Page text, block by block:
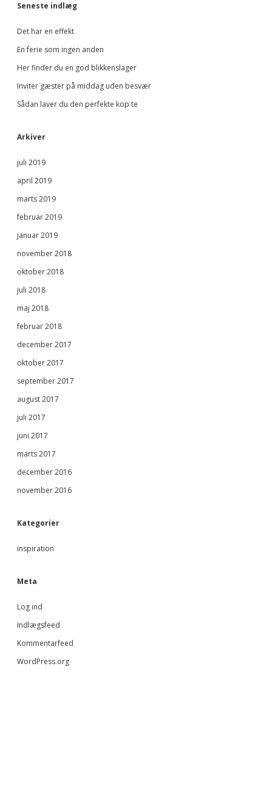
Seneste indlæg
Det har en effekt
En ferie som ingen anden
Her finder du en god blikkenslager
Inviter gæster på middag uden besvær
Sådan laver du den perfekte kop te
Arkiver
juli 2019
april 2019
marts 2019
februar 2019
januar 2019
november 2018
oktober 2018
juli 2018
maj 2018
februar 2018
december 2017
oktober 2017
september 2017
august 2017
juli 2017
juni 2017
marts 2017
december 2016
november 2016
Kategorier
inspiration
Meta
Log ind
Indlægsfeed
Kommentarfeed
WordPress.org